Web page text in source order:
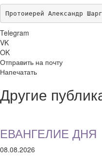
Протоиерей Александр
Telegram
VK
OK
Отправить на почту
Напечатать
Другие
ЕВАНГЕЛИЕ ДНЯ
08.08.2026